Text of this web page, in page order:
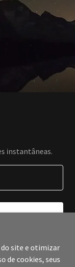
instantâneas.
site e otimizar
de cookies, seus